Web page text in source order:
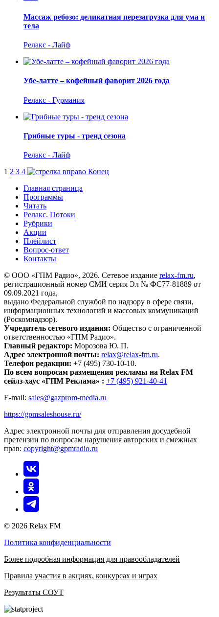
Массаж ребозо: деликатная перезагрузка для ума и
тела
Релакс - Лайф
Убе-латте – кофейный фаворит 2026 года
Релакс - Гурмания
Грибные туры - тренд сезона
Релакс - Лайф
1 2 3 4
Конец
Главная страница
Программы
Читать
Релакс. Потоки
Рубрики
Акции
Плейлист
Вопрос-ответ
Контакты
© ООО «ГПМ Радио», 2026. Сетевое издание relax-fm.ru,
регистрационный номер СМИ серия Эл № ФС77-81889 от
09.09.2021 года,
выдано Федеральной службой по надзору в сфере связи,
информационных технологий и массовых коммуникаций
(Роскомнадзор).
Учредитель сетевого издания: Общество с ограниченной
ответственностью «ГПМ Радио».
Главный редактор: Морозова Ю. П.
Адрес электронной почты: relax@relax-fm.ru.
Телефон редакции: +7 (495) 730-10-10.
По всем вопросам размещения рекламы на Relax FM
сейлз-хаус «ГПМ Реклама» : +7 (495) 921-40-41
E-mail: sales@gazprom-media.ru
https://gpmsaleshouse.ru/
Адрес электронной почты для отправления досудебной
претензии по вопросам нарушения авторских и смежных
прав: copyright@gpmradio.ru
© 2026 Relax FM
Политика конфиденциальности
Более подробная информация для правообладателей
Правила участия в акциях, конкурсах и играх
Результаты СОУТ